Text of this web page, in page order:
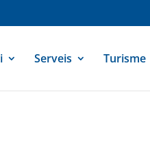
Serveis Turisme